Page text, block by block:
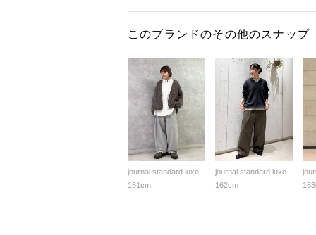
このブランドのその他のスナップ
journal standard luxe
161cm
journal standard luxe
162cm